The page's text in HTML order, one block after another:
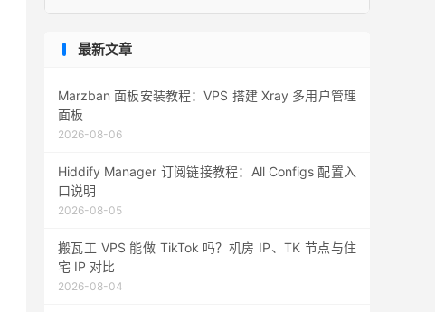
最新文章
Marzban 面板安装教程：VPS 搭建 Xray 多用户管理
面板
2026-08-06
Hiddify Manager 订阅链接教程：All Configs 配置入
口说明
2026-08-05
搬瓦工 VPS 能做 TikTok 吗？机房 IP、TK 节点与住
宅 IP 对比
2026-08-04